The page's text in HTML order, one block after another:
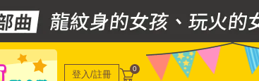
登入/註冊 0